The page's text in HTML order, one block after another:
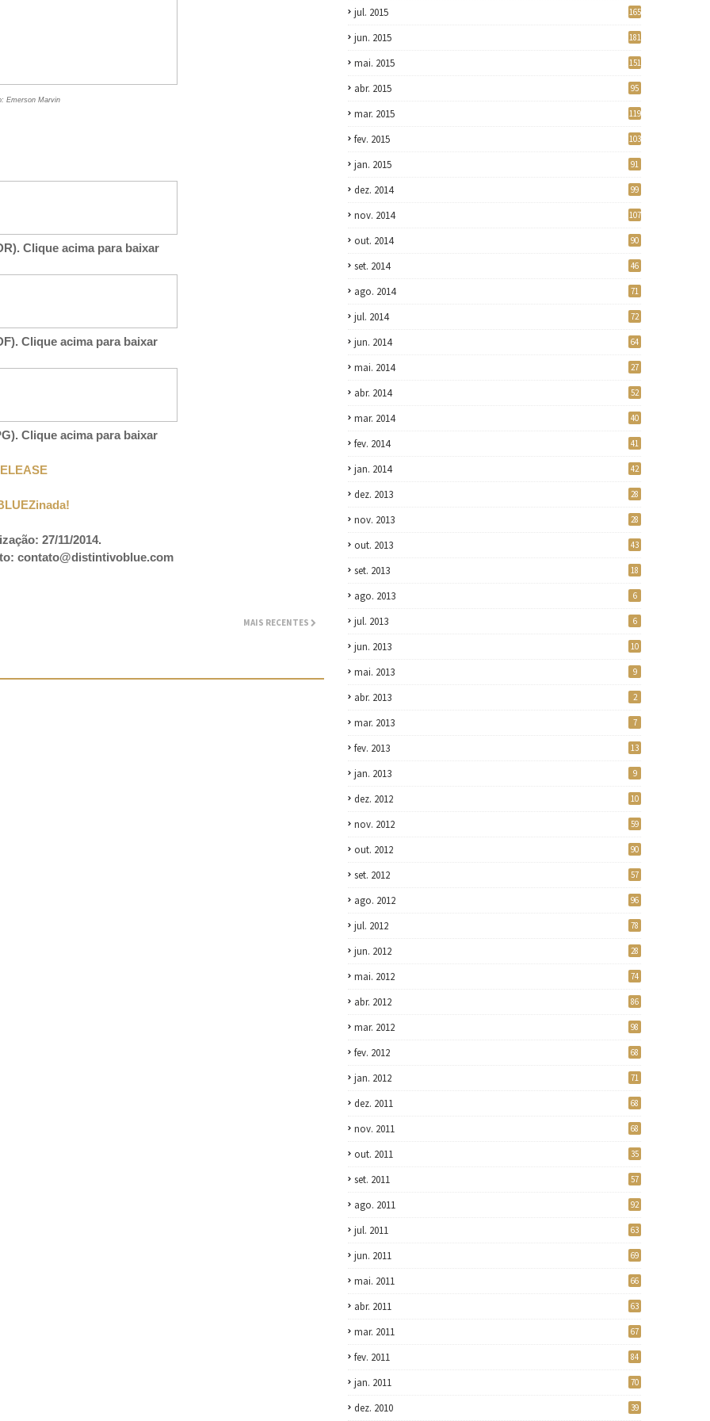
Emerson Marvin
Clique acima para baixar
Clique acima para baixar
Clique acima para baixar
27/11/2014.
contato@distintivoblue.com
MAIS RECENTES
jul. 2015 165
jun. 2015 181
mai. 2015 151
abr. 2015 95
mar. 2015 119
fev. 2015 103
jan. 2015 91
dez. 2014 99
nov. 2014 107
out. 2014 90
set. 2014 46
ago. 2014 71
jul. 2014 72
jun. 2014 64
mai. 2014 27
abr. 2014 52
mar. 2014 40
fev. 2014 41
jan. 2014 42
dez. 2013 28
nov. 2013 28
out. 2013 43
set. 2013 18
ago. 2013 6
jul. 2013 6
jun. 2013 10
mai. 2013 9
abr. 2013 2
mar. 2013 7
fev. 2013 13
jan. 2013 9
dez. 2012 10
nov. 2012 59
out. 2012 90
set. 2012 57
ago. 2012 96
jul. 2012 78
jun. 2012 28
mai. 2012 74
abr. 2012 86
mar. 2012 98
fev. 2012 68
jan. 2012 71
dez. 2011 68
nov. 2011 68
out. 2011 35
set. 2011 57
ago. 2011 92
jul. 2011 63
jun. 2011 69
mai. 2011 66
abr. 2011 63
mar. 2011 67
fev. 2011 84
jan. 2011 70
dez. 2010 39